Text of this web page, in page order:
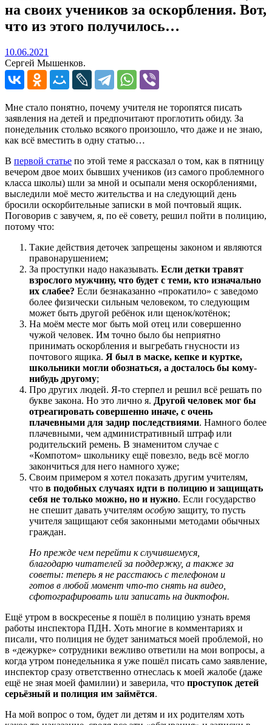
на своих учеников за оскорбления. Вот,
что из этого получилось…
10.06.2021
Сергей Мышенков.
Мне стало понятно, почему учителя не торопятся писать
заявления на детей и предпочитают проглотить обиду. За
понедельник столько всякого произошло, что даже и не знаю,
как всё вместить в одну статью…
В первой статье по этой теме я рассказал о том, как в пятницу
вечером двое моих бывших учеников (из самого проблемного
класса школы) шли за мной и осыпали меня оскорблениями,
выследили моё место жительства и на следующий день
бросили оскорбительные записки в мой почтовый ящик.
Поговорив с завучем, я, по её совету, решил пойти в полицию,
потому что:
Такие действия деточек запрещены законом и являются
правонарушением;
За проступки надо наказывать. Если детки травят
взрослого мужчину, что будет с теми, кто изначально
их слабее? Если безнаказанно «прокатило» с заведомо
более физически сильным человеком, то следующим
может быть другой ребёнок или щенок/котёнок;
На моём месте мог быть мой отец или совершенно
чужой человек. Им точно было бы неприятно
принимать оскорбления и выгребать гнусности из
почтового ящика. Я был в маске, кепке и куртке,
школьники могли обознаться, а досталось бы кому-
нибудь другому;
Про других людей. Я-то стерпел и решил всё решать по
букве закона. Но это лично я. Другой человек мог бы
отреагировать совершенно иначе, с очень
плачевными для задир последствиями. Намного более
плачевными, чем административный штраф или
родительский ремень. В знаменитом случае с
«Компотом» школьнику ещё повезло, ведь всё могло
закончиться для него намного хуже;
Своим примером я хотел показать другим учителям,
что в подобных случаях идти в полицию и защищать
себя не только можно, но и нужно. Если государство
не спешит давать учителям особую защиту, то пусть
учителя защищают себя законными методами обычных
граждан.
Но прежде чем перейти к случившемуся,
благодарю читателей за поддержку, а также за
советы: теперь я не расстаюсь с телефоном и
готов в любой момент что-то снять на видео,
сфотографировать или записать на диктофон.
Ещё утром в воскресенье я пошёл в полицию узнать время
работы инспектора ПДН. Хоть многие в комментариях и
писали, что полиция не будет заниматься моей проблемой, но
в «дежурке» сотрудники вежливо ответили на мои вопросы, а
когда утром понедельника я уже пошёл писать само заявление,
инспектор сразу ответственно отнеслась к моей жалобе (даже
ещё не зная моей фамилии) и заверила, что проступок детей
серьёзный и полиция им займётся.
На мой вопрос о том, будет ли детям и их родителям хоть